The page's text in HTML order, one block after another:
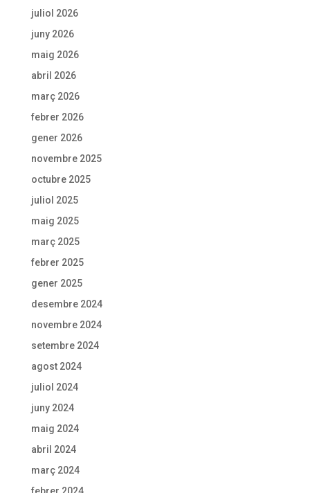
juliol 2026
juny 2026
maig 2026
abril 2026
març 2026
febrer 2026
gener 2026
novembre 2025
octubre 2025
juliol 2025
maig 2025
març 2025
febrer 2025
gener 2025
desembre 2024
novembre 2024
setembre 2024
agost 2024
juliol 2024
juny 2024
maig 2024
abril 2024
març 2024